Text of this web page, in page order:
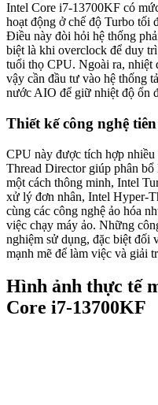
Intel Core i7-13700KF có
hoạt động ở chế độ Turbo tối
Điều này đòi hỏi hệ thống
biệt là khi overclock để duy
tuổi thọ CPU. Ngoài ra, nhiệt
vậy cần đầu tư vào hệ thống
nước AIO để giữ nhiệt độ ổn
Thiết kế công nghệ
CPU này được tích hợp
Thread Director giúp phân
một cách thông minh, Intel
xử lý đơn nhân, Intel Hyper-
cùng các công nghệ ảo hóa
việc chạy máy ảo. Những
nghiệm sử dụng, đặc biệt đối
mạnh mẽ để làm việc và giải
Hình ảnh thực tế
Core i7-13700KF